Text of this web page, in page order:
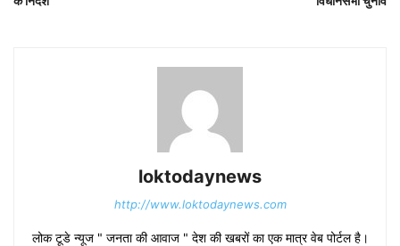
loktodaynews
http://www.loktodaynews.com
लोक टूडे न्यूज " जनता की आवाज " देश की खबरों का एक मात्र वेब पोर्टल है।